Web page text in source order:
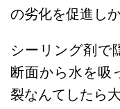
の劣化を促進し
シーリング剤で
断面から水を吸
裂なんてしたら